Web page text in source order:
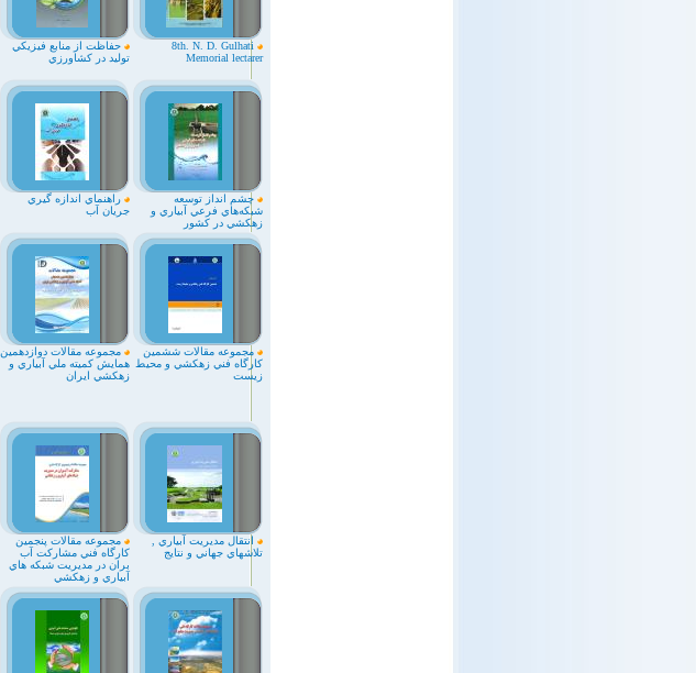
حفاظت از منابع فيزيكي
توليد در كشاورزي
8th. N. D. Gulhati
Memorial lectarer
راهنماي اندازه گيري
جريان آب
چشم انداز توسعه
شبکه‌هاي فرعي آبياري و
زهکشي در کشور
مجموعه مقالات دوازدهمين
همايش كميته ملي آبياري و
زهكشي ايران
مجموعه مقالات ششمين
كارگاه فني زهكشي و محيط
زيست
مجموعه مقالات پنجمين
كارگاه فني مشاركت آب
بران در مديريت شبكه هاي
آبياري و زهكشي
انتقال مديريت آبياري ,
تلاشهاي جهاني و نتايج